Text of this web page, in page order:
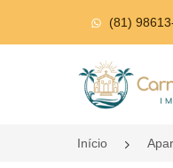
(81)
Página inicial
Início